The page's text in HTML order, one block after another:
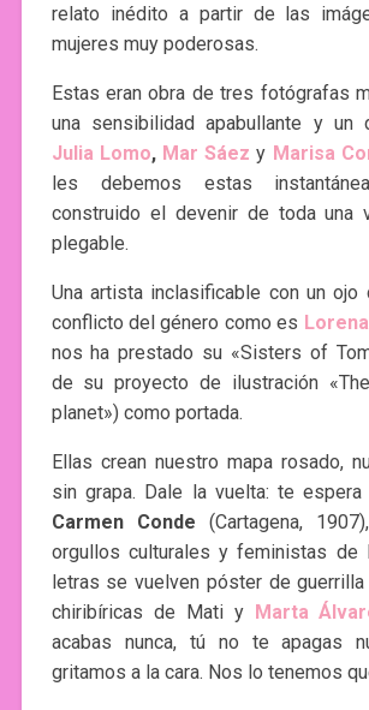
relato inédito a partir de las
mujeres muy poderosas.
Estas eran obra de tres fotógrafas
una sensibilidad apabullante y un
Julia Lomo, Mar Sáez y Marisa
les debemos estas
construido el devenir de toda una
plegable.
Una artista inclasificable con un ojo
conflicto del género como es
nos ha prestado su «Sisters of
de su proyecto de ilustración
planet») como portada.
Ellas crean nuestro mapa rosado,
sin grapa. Dale la vuelta: te
Carmen Conde (Cartagena,
orgullos culturales y feministas de
letras se vuelven póster de
chiribíricas de Mati y Marta
acabas nunca, tú no te apagas
gritamos a la cara. Nos lo tenemos